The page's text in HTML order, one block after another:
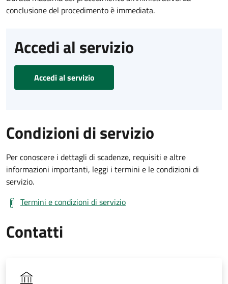
conclusione del procedimento è immediata.
Accedi al servizio
Accedi al servizio
Condizioni di servizio
Per conoscere i dettagli di scadenze, requisiti e altre
informazioni importanti, leggi i termini e le condizioni di
servizio.
Termini e condizioni di servizio
Contatti